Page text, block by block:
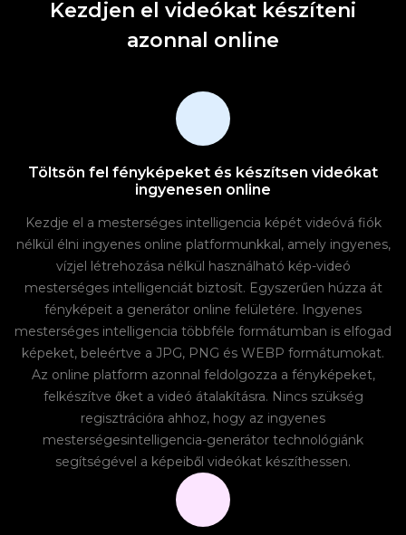
Kezdjen el videókat készíteni
azonnal online
Töltsön fel fényképeket és készítsen videókat
ingyenesen online
Kezdje el a mesterséges intelligencia képét videóvá fiók
nélkül élni ingyenes online platformunkkal, amely ingyenes,
vízjel létrehozása nélkül használható kép-videó
mesterséges intelligenciát biztosít. Egyszerűen húzza át
fényképeit a generátor online felületére. Ingyenes
mesterséges intelligencia többféle formátumban is elfogad
képeket, beleértve a JPG, PNG és WEBP formátumokat.
Az online platform azonnal feldolgozza a fényképeket,
felkészítve őket a videó átalakításra. Nincs szükség
regisztrációra ahhoz, hogy az ingyenes
mesterségesintelligencia-generátor technológiánk
segítségével a képeiből videókat készíthessen.